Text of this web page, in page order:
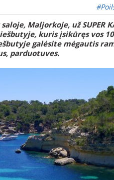
Maljorkoje, už SUPER
kuris įsikūręs vos
galėsite mėgautis
parduotuves.